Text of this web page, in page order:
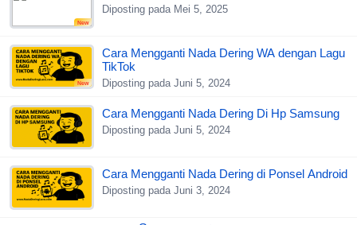
New
Diposting pada Mei 5, 2025
New
Cara Mengganti Nada Dering WA dengan Lagu
TikTok
Diposting pada Juni 5, 2024
Cara Mengganti Nada Dering Di Hp Samsung
Diposting pada Juni 5, 2024
Cara Mengganti Nada Dering di Ponsel Android
Diposting pada Juni 3, 2024